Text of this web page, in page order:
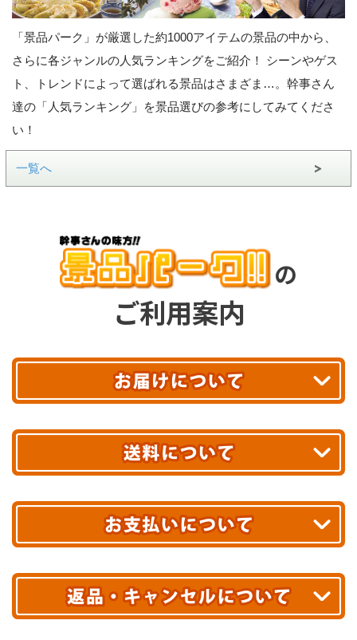
「景品パーク」が厳選した約1000アイテムの景品の中から、
さらに各ジャンルの人気ランキングをご紹介！ シーンやゲス
ト、トレンドによって選ばれる景品はさまざま…。幹事さん
達の「人気ランキング」を景品選びの参考にしてみてくださ
い！
一覧へ
の
ご利用案内
最短翌日お届け!
あす着エリアが対象です。
エリアやお届け日の確認はこちら▶
※ 配送業者による配送遅延が生じる可能性がございます。
※ 沖縄・離島はお届けできません。
送料無料!
10,000円未満 全国一律1,100円(税込)
配送業者
ヤマト運輸
クレジットカード